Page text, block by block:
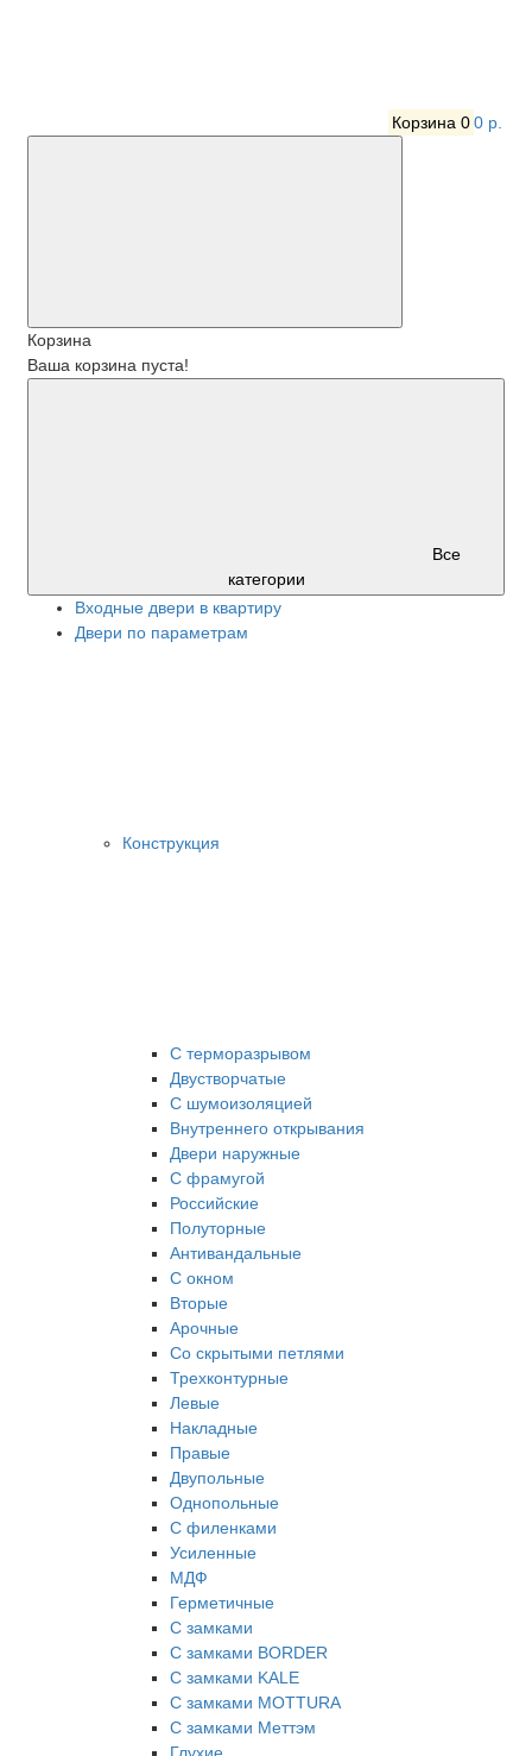
Корзина 00 р.
Корзина
Ваша корзина пуста!
Все
категории
Входные двери в квартиру
Двери по параметрам
Конструкция
С терморазрывом
Двустворчатые
С шумоизоляцией
Внутреннего открывания
Двери наружные
С фрамугой
Российские
Полуторные
Антивандальные
С окном
Вторые
Арочные
Со скрытыми петлями
Трехконтурные
Левые
Накладные
Правые
Двупольные
Однопольные
С филенками
Усиленные
МДФ
Герметичные
С замками
С замками BORDER
С замками KALE
С замками MOTTURA
С замками Меттэм